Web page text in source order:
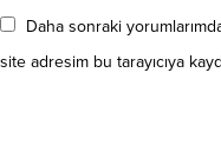
Daha sonraki
site adresim bu tarayıcıya